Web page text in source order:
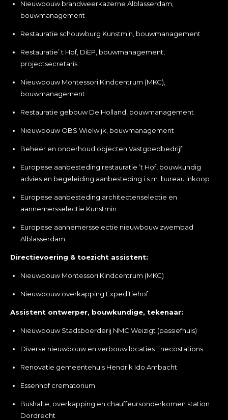
Nieuwbouw brandweerkazerne Alblasserdam,
bouwmanagement
Restauratie schouwburg Kunstmin, bouwmanagement
Restauratie’ t Hof, DiEP, bouwmanagement,
projectsecretaris
Nieuwbouw Montessori Kindcentrum (MKC),
bouwmanagement
Restauratie gebouw De Holland, bouwmanagement
Nieuwbouw OBS Wielwijk, bouwmanagement
Beheer en onderhoud objecten Vastgoedbedrijf
Europese aanbesteding restauratie ’t Hof, bouwkundig
advies en begeleiding aanbesteding i.s.m. bureau inkoop
Europese aanbesteding architectenselectie en
aannemersselectie Kunstmin
Europese aannemersselectie nieuwbouw zwembad
Alblasserdam
Directievoering & toezicht assistent:
Nieuwbouw Montessori Kindcentrum (MKC)
Nieuwbouw overkapping Expeditiehof
Assistent ontwerper, bouwkundige, tekenaar:
Nieuwbouw Stadsboerderij NMC Weizigt (passiefhuis)
Diverse nieuwbouw en verbouw locaties Enecostations
Renovatie gemeentehuis Hendrik Ido Ambacht
Essenhof crematorium
Bushalte, overkapping en chauffeursonderkomen station
Dordrecht